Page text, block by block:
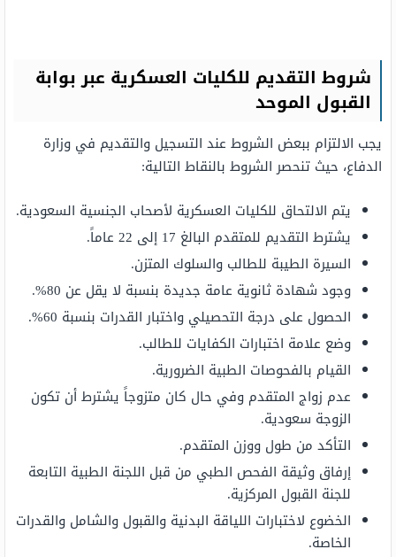
شروط التقديم للكليات العسكرية عبر بوابة
القبول الموحد
يجب الالتزام ببعض الشروط عند التسجيل والتقديم في وزارة
الدفاع، حيث تنحصر الشروط بالنقاط التالية:
يتم الالتحاق للكليات العسكرية لأصحاب الجنسية السعودية.
يشترط التقديم للمتقدم البالغ 17 إلى 22 عاماً.
السيرة الطيبة للطالب والسلوك المتزن.
وجود شهادة ثانوية عامة جديدة بنسبة لا يقل عن 80%.
الحصول على درجة التحصيلي واختبار القدرات بنسبة 60%.
وضع علامة اختبارات الكفايات للطالب.
القيام بالفحوصات الطبية الضرورية.
عدم زواج المتقدم وفي حال كان متزوجاً يشترط أن تكون
الزوجة سعودية.
التأكد من طول ووزن المتقدم.
إرفاق وثيقة الفحص الطبي من قبل اللجنة الطبية التابعة
للجنة القبول المركزية.
الخضوع لاختبارات اللياقة البدنية والقبول والشامل والقدرات
الخاصة.